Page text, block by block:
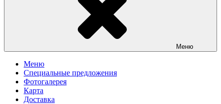
Меню
Меню
Специальные предложения
Фотогалерея
Карта
Доставка